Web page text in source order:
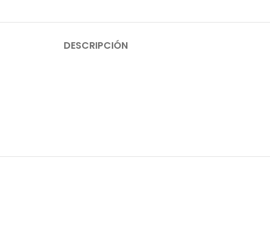
DESCRIPCIÓN